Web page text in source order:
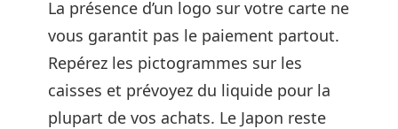
La présence d’un logo sur votre carte ne
vous garantit pas le paiement partout.
Repérez les pictogrammes sur les
caisses et prévoyez du liquide pour la
plupart de vos achats. Le Japon reste